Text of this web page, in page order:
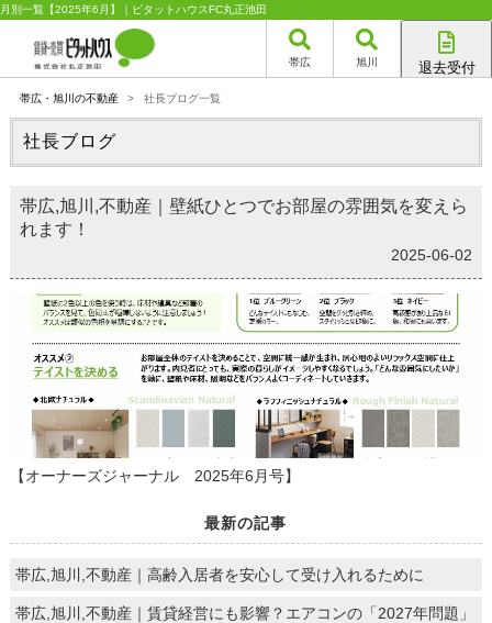
月別一覧【2025年6月】｜ピタットハウスFC丸正池田
帯広 旭川 退去受付
帯広・旭川の不動産 > 社長ブログ一覧
社長ブログ
帯広,旭川,不動産｜壁紙ひとつでお部屋の雰囲気を変えら
れます！
2025-06-02
【オーナーズジャーナル 2025年6月号】
最新の記事
帯広,旭川,不動産｜高齢入居者を安心して受け入れるために
帯広,旭川,不動産｜賃貸経営にも影響？エアコンの「2027年問題」